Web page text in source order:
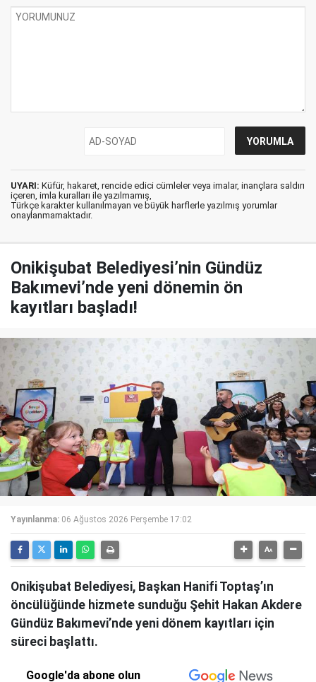
UYARI: Küfür, hakaret, rencide edici cümleler veya imalar, inançlara saldırı
içeren, imla kuralları ile yazılmamış,
Türkçe karakter kullanılmayan ve büyük harflerle yazılmış yorumlar
onaylanmamaktadır.
Onikişubat Belediyesi’nin Gündüz
Bakımevi’nde yeni dönemin ön
kayıtları başladı!
Yayınlanma: 06 Ağustos 2026 Perşembe 17:02
Onikişubat Belediyesi, Başkan Hanifi Toptaş’ın
öncülüğünde hizmete sunduğu Şehit Hakan Akdere
Gündüz Bakımevi’nde yeni dönem kayıtları için
süreci başlattı.
Google'da abone olun